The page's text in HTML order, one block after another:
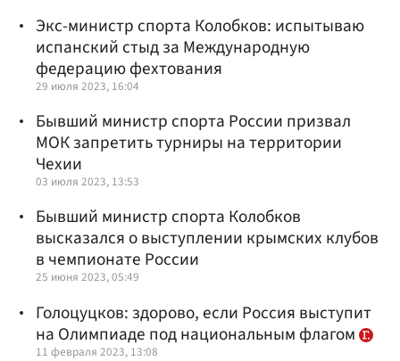
Экс-министр спорта Колобков: испытываю
испанский стыд за Международную
федерацию фехтования
29 июля 2023, 16:04
Бывший министр спорта России призвал
МОК запретить турниры на территории
Чехии
03 июля 2023, 13:53
Бывший министр спорта Колобков
высказался о выступлении крымских клубов
в чемпионате России
25 июня 2023, 05:49
Голоцуцков: здорово, если Россия выступит
на Олимпиаде под национальным флагом
11 февраля 2023, 13:08